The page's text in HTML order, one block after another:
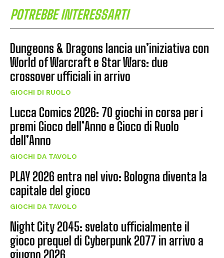
POTREBBE INTERESSARTI
Dungeons & Dragons lancia un’iniziativa con
World of Warcraft e Star Wars: due
crossover ufficiali in arrivo
GIOCHI DI RUOLO
Lucca Comics 2026: 70 giochi in corsa per i
premi Gioco dell’Anno e Gioco di Ruolo
dell’Anno
GIOCHI DA TAVOLO
PLAY 2026 entra nel vivo: Bologna diventa la
capitale del gioco
GIOCHI DA TAVOLO
Night City 2045: svelato ufficialmente il
gioco prequel di Cyberpunk 2077 in arrivo a
giugno 2026